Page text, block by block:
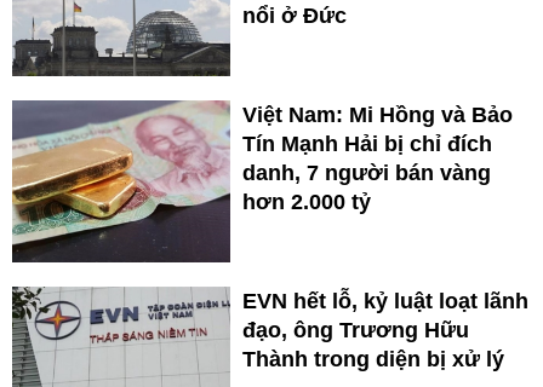
nổi ở Đức
Việt Nam: Mi Hồng và Bảo
Tín Mạnh Hải bị chỉ đích
danh, 7 người bán vàng
hơn 2.000 tỷ
EVN hết lỗ, kỷ luật loạt lãnh
đạo, ông Trương Hữu
Thành trong diện bị xử lý